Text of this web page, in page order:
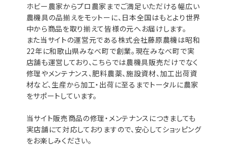
ホビー農家からプロ農家までご満足いただける幅広い
農機具の品揃えをモットーに、日本全国はもとより世界
中から商品を取り揃えて皆様の元へお届けします。
また当サイトの運営元である株式会社藤原農機は昭和
22年に和歌山県みなべ町で創業。現在みなべ町で実
店舗も運営しており、こちらでは農機具販売だけでなく
修理やメンテナンス、肥料農薬、施設資材、加工出荷資
材など、生産から加工・出荷に至るまでトータルに農家
をサポートしています。
当サイト販売商品の修理・メンテナンスにつきましても
実店舗にて対応しておりますので、安心してショッピング
をお楽しみください。